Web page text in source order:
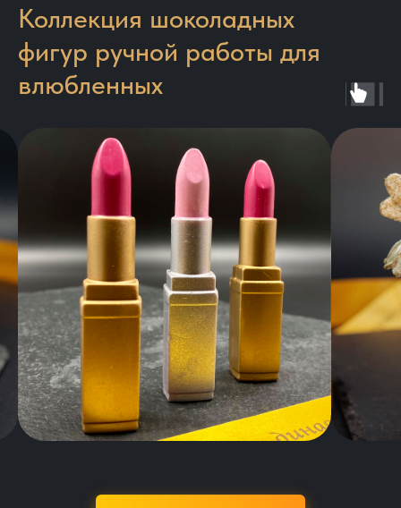
Коллекция шоколадных
фигур ручной работы для
влюбленных